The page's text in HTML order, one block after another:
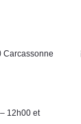
Carcassonne
12h00 et